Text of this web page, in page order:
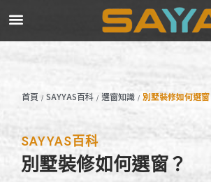
首頁 / SAYYAS百科 / 選窗知識 / 別墅裝修如何選窗
SAYYAS百科
別墅裝修如何選窗？